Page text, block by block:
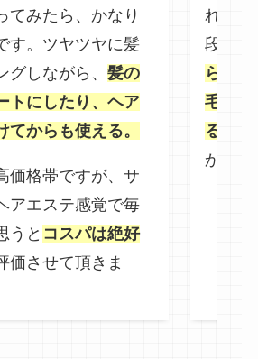
てみたら、かなり
す。ツヤツヤに髪
グしながら、 髪の
トにしたり、ヘア
てからも使える。
価格帯ですが、サ
アエステ感覚で毎
うと コスパは絶好
価させて頂きま
れば
段は高
ら髪
毛先の
るよ
かった